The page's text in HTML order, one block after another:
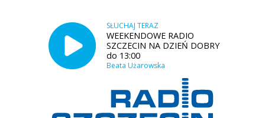
SŁUCHAJ TERAZ
WEEKENDOWE RADIO
SZCZECIN NA DZIEŃ DOBRY
do 13:00
Beata Użarowska